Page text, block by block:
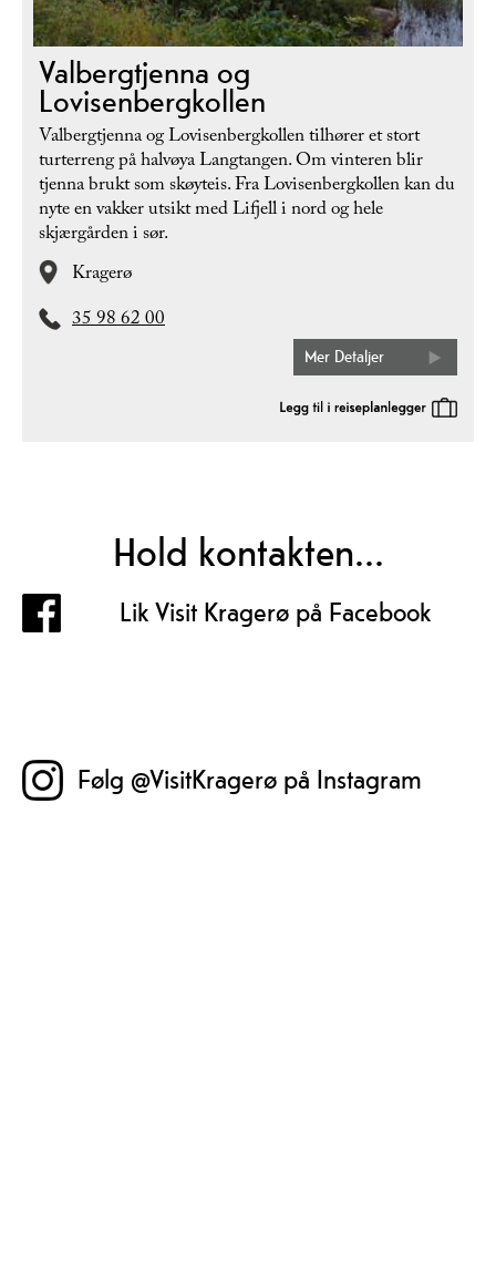
Valbergtjenna og
Lovisenbergkollen
Valbergtjenna og Lovisenbergkollen tilhører et stort
turterreng på halvøya Langtangen. Om vinteren blir
tjenna brukt som skøyteis. Fra Lovisenbergkollen kan du
nyte en vakker utsikt med Lifjell i nord og hele
skjærgården i sør.
Kragerø
35 98 62 00
Mer Detaljer
Hold kontakten...
Lik Visit Kragerø på Facebook
Følg @VisitKragerø på Instagram